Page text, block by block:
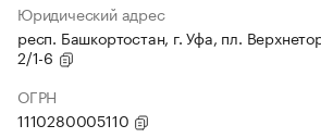
Юридический адрес
респ. Башкортостан, г. Уфа, пл.
2/1-6
ОГРН
1110280005110